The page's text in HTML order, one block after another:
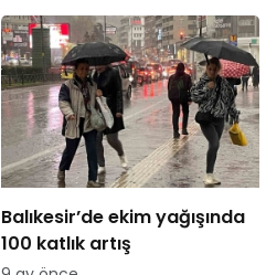
Balıkesir’de ekim yağışında
100 katlık artış